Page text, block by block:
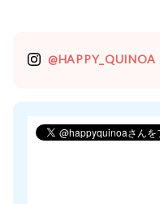
@HAPPY_QUINOA